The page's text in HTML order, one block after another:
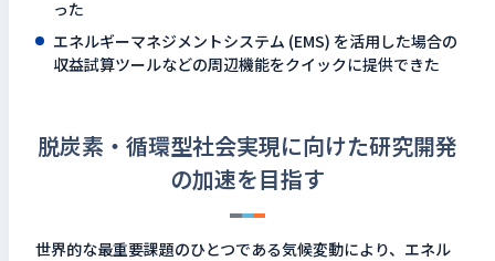
った
エネルギーマネジメントシステム (EMS) を活用した場合の
収益試算ツールなどの周辺機能をクイックに提供できた
脱炭素・循環型社会実現に向けた研究開発
の加速を目指す
世界的な最重要課題のひとつである気候変動により、エネル